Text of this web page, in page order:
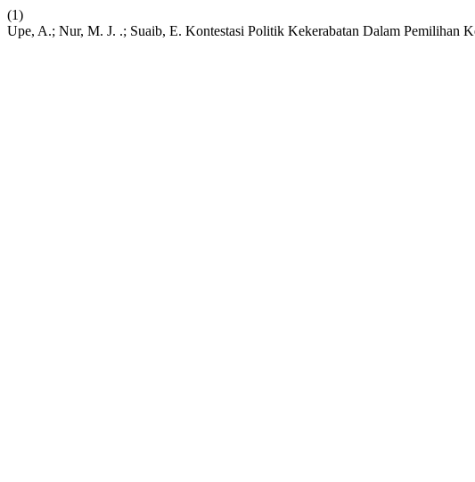
(1)
Upe, A.; Nur, M. J. .; Suaib, E. Kontestasi Politik Kekerabatan Dalam Pemilihan